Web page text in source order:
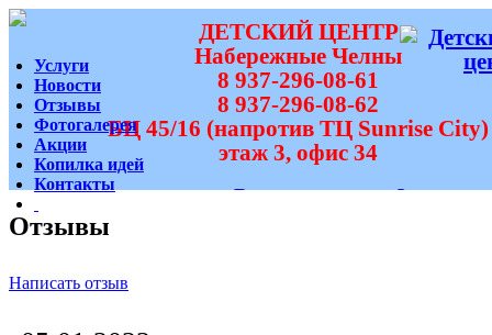
ДЕТСКИЙ ЦЕНТР
Набережные Челны
8 937-296-08-61
8 937-296-08-62
БЦ 45/16 (напротив ТЦ Sunrise City)
этаж 3, офис 34
Вам перезвонить?
Услуги
Новости
Отзывы
Фотогалерея
Акции
Копилка идей
Контакты
Отзывы
Написать отзыв